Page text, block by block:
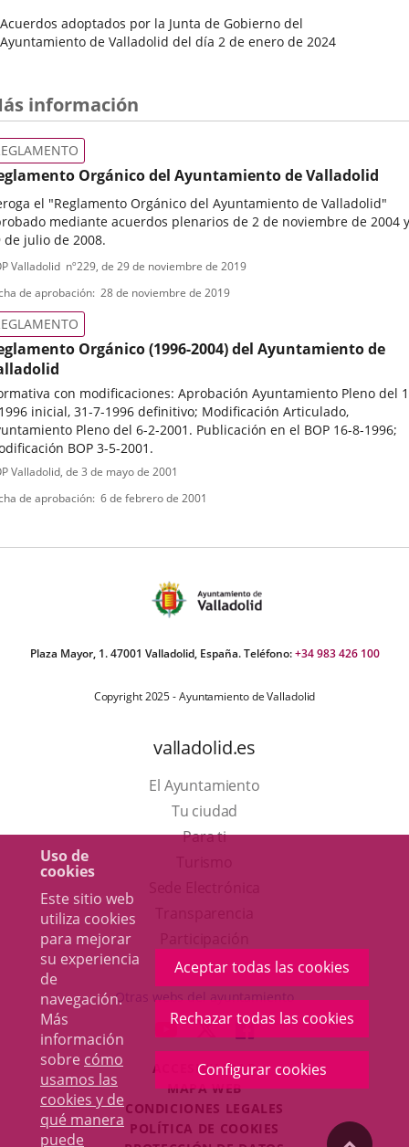
Uso de
cookies
Este sitio web
utiliza cookies
para mejorar
su experiencia
de
navegación.
Más
información
sobre cómo
usamos las
cookies y de
qué manera
puede
Aceptar todas las cookies
Rechazar todas las cookies
Configurar cookies
Acuerdos adoptados por la Junta de Gobierno del
Ayuntamiento de Valladolid del día 2 de enero de 2024
la
Sesióninformación
Orgánico del Ayuntamiento de Valladolid
el "Reglamento Orgánico del Ayuntamiento de Valladolid"
mediante acuerdos plenarios de 2 de noviembre de 2004 y
de julio de 2008.
Valladolid nº229, de 29 de noviembre de 2019
de aprobación 28 de noviembre de 2019
Orgánico (1996-2004) del Ayuntamiento de
con modificaciones: Aprobación Ayuntamiento Pleno del
inicial, 31-7-1996 definitivo; Modificación Articulado,
Pleno del 6-2-2001. Publicación en el BOP 16-8-1996;
BOP 3-5-2001.
Valladolid, de 3 de mayo de 2001
de aprobación 6 de febrero de 2001
Plaza Mayor, 1. 47001 Valladolid, España. Teléfono:+34 983 426 100
Copyright 2025 - Ayuntamiento de Valladolid
valladolid.es
El Ayuntamiento
Tu ciudad
Para ti
en
una
ventana
nueva.
aplicación
externa.
Otras webs del ayuntamiento
ENLACE
A
UNA
APLICACIÓN
EXTERNA.
ENLACE
A
UNA
APLICACIÓN
EXTERNA.
ENLACE
A
UNA
EXTERNA.
ACCESIBILIDAD
MAPA WEB
CONDICIONES LEGALES
POLÍTICA DE COOKIES